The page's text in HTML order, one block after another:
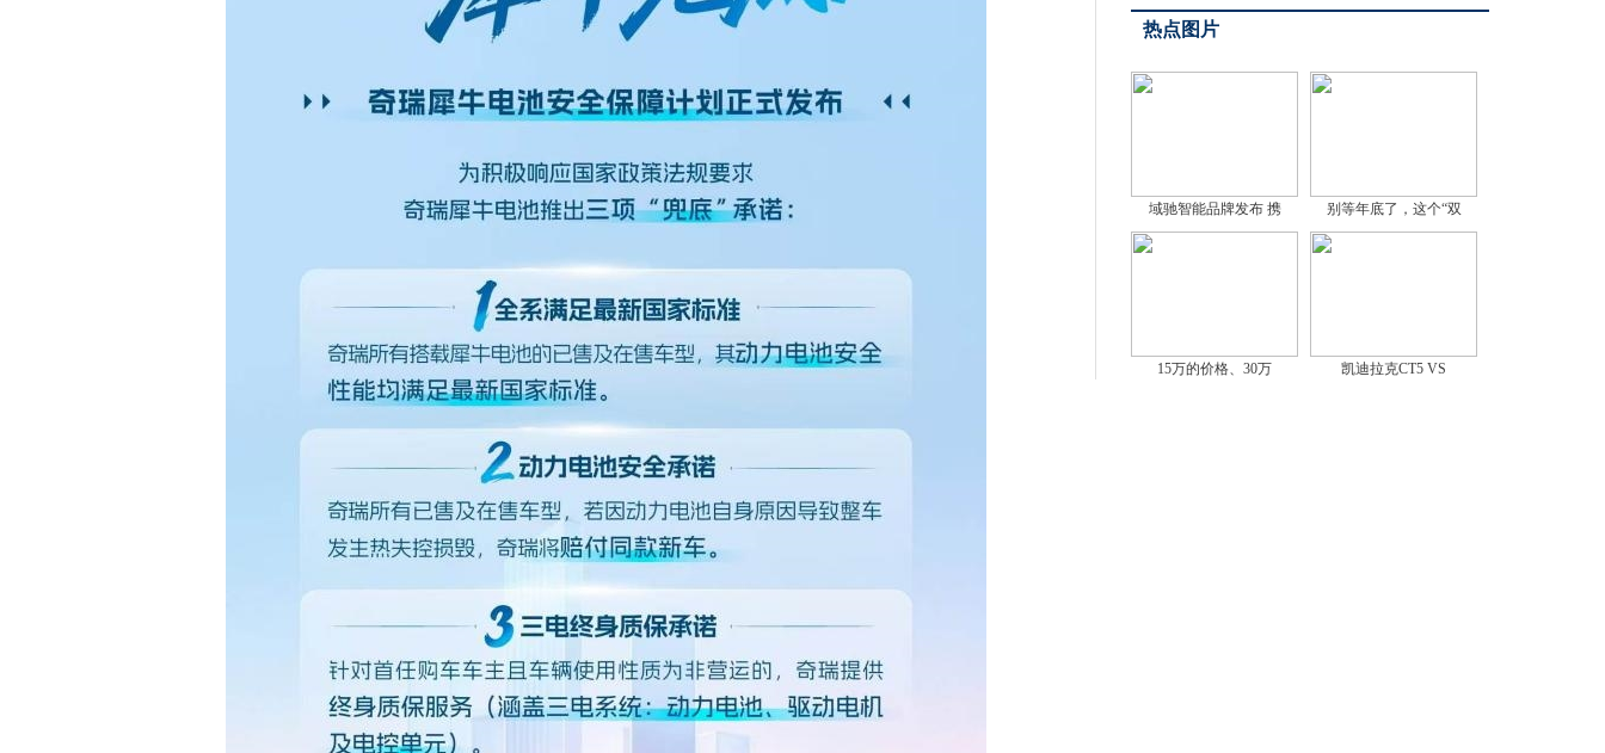
热点图片
域驰智能品牌发布 携 别等年底了，这个“双
15万的价格、30万 凯迪拉克CT5 VS